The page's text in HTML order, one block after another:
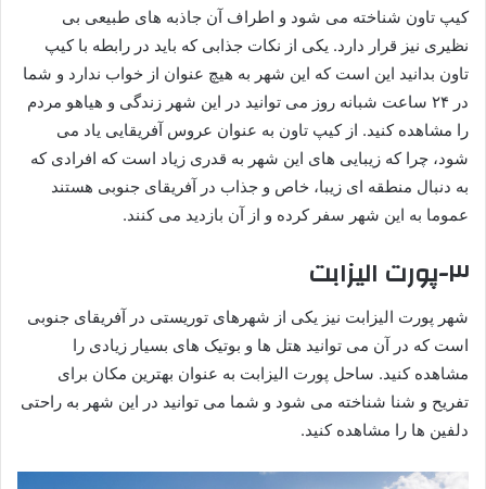
کیپ تاون شناخته می شود و اطراف آن جاذبه های طبیعی بی
نظیری نیز قرار دارد. یکی از نکات جذابی که باید در رابطه با کیپ
تاون بدانید این است که این شهر به هیچ عنوان از خواب ندارد و شما
در ۲۴ ساعت شبانه روز می توانید در این شهر زندگی و هیاهو مردم
را مشاهده کنید. از کیپ تاون به عنوان عروس آفریقایی یاد می
شود، چرا که زیبایی های این شهر به قدری زیاد است که افرادی که
به دنبال منطقه ای زیبا، خاص و جذاب در آفریقای جنوبی هستند
عموما به این شهر سفر کرده و از آن بازدید می کنند.
۳-پورت الیزابت
شهر پورت الیزابت نیز یکی از شهرهای توریستی در آفریقای جنوبی
است که در آن می توانید هتل ها و بوتیک های بسیار زیادی را
مشاهده کنید. ساحل پورت الیزابت به عنوان بهترین مکان برای
تفریح و شنا شناخته می شود و شما می توانید در این شهر به راحتی
دلفین ها را مشاهده کنید.